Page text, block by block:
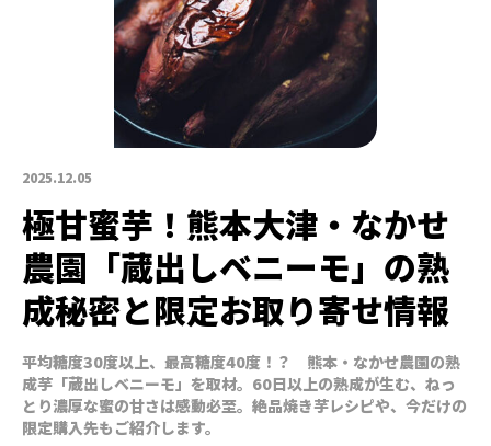
2025.12.05
極甘蜜芋！熊本大津・なかせ
農園「蔵出しベニーモ」の熟
成秘密と限定お取り寄せ情報
平均糖度30度以上、最高糖度40度！？ 熊本・なかせ農園の熟
成芋「蔵出しベニーモ」を取材。60日以上の熟成が生む、ねっ
とり濃厚な蜜の甘さは感動必至。絶品焼き芋レシピや、今だけの
限定購入先もご紹介します。